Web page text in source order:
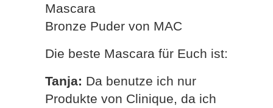
Mascara
Bronze Puder von MAC
Die beste Mascara für Euch ist:
Tanja: Da benutze ich nur
Produkte von Clinique, da ich